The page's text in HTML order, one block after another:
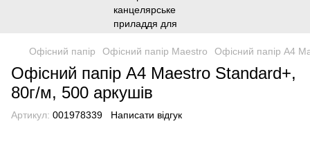
Офісний папір Офісний папір Maestro Офісний папір А4
Офісний папір А4 Maestro Standard+,
80г/м, 500 аркушів
Артикул: 001978339 Написати відгук